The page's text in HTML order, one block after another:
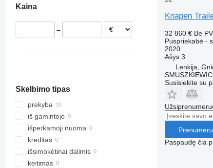
Bydgoszcz
Bodzentyn
Danija
Austrija
Kaina
–
Skelbimo tipas
prekyba
iš gamintojo
išperkamoji nuoma
kreditas
išsimokėtinai dalimis
keitimas
Knapen
32 860 € Be
Puspriekabė -
2020
Ašys 3
Lenkija,
Susisiekite su
Paspaudę čia